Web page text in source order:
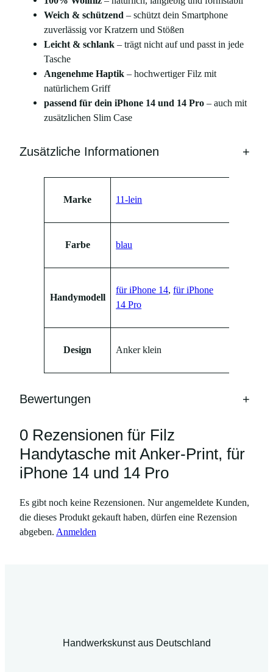
P
n
e
Weich & schützend – schützt dein Smartphone
zuverlässig vor Kratzern und Stößen
Leicht & schlank – trägt nicht auf und passt in jede
Tasche
Angenehme Haptik – hochwertiger Filz mit
natürlichem Griff
passend für dein iPhone 14 und 14 Pro – auch mit
zusätzlichen Slim Case
Zusätzliche Informationen +
Marke
11-lein
Farbe blau
Handymodell
für iPhone 14,für iPhone
14 Pro
Design Anker klein
Bewertungen +
0 Rezensionen für Filz
Handytasche mit Anker-Print, für
iPhone 14 und 14 Pro
Es gibt noch keine Rezensionen. Nur angemeldete Kunden,
die dieses Produkt gekauft haben, dürfen eine Rezension
abgeben. Anmelden
Handwerkskunst aus Deutschland